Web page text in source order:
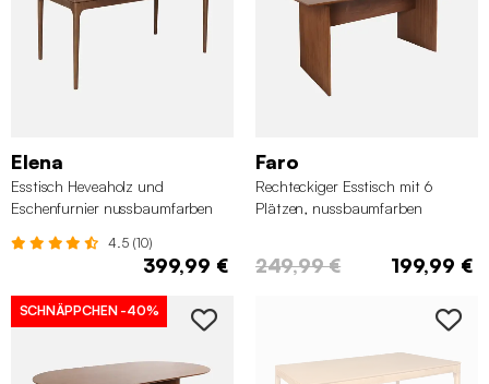
Elena
Esstisch Heveaholz und
Eschenfurnier nussbaumfarben
4.5 (10)
399,99 €
Faro
Rechteckiger Esstisch mit 6
Plätzen, nussbaumfarben
249,99 € 199,99 €
SCHNÄPPCHEN -40%